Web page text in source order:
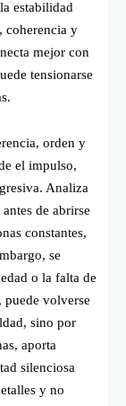
estabilidad
coherencia y
mejor con
tensionarse
orden y
el impulso,
Analiza
de abrirse
constantes,
se
o la falta de
puede volverse
sino por
aporta
silenciosa
y no